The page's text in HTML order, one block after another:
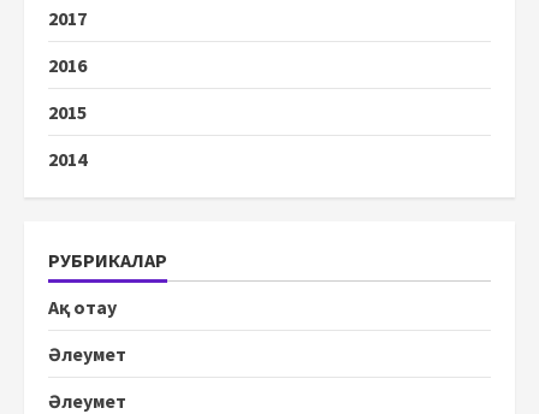
2017
2016
2015
2014
РУБРИКАЛАР
Ақ отау
Әлеумет
Әлеумет